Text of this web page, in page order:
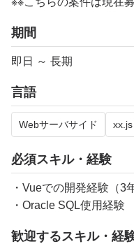
期間
即日 ～ 長期
言語
Webサーバサイド xx.js
必須スキル・経験
・Vueでの開発経験（3
・Oracle SQL使用経験
歓迎するスキル・経